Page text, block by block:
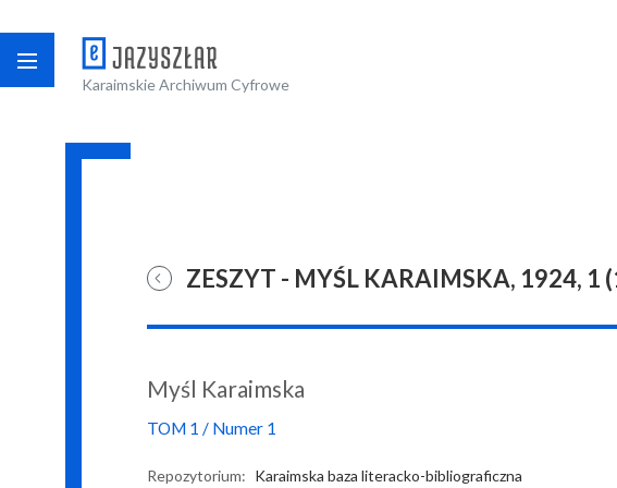
Karaimskie Archiwum Cyfrowe
ZESZYT - MYŚL KARAIMSKA, 1924, 1
Myśl Karaimska
TOM 1 / Numer 1
Repozytorium: Karaimska baza literacko-bibliograficzna